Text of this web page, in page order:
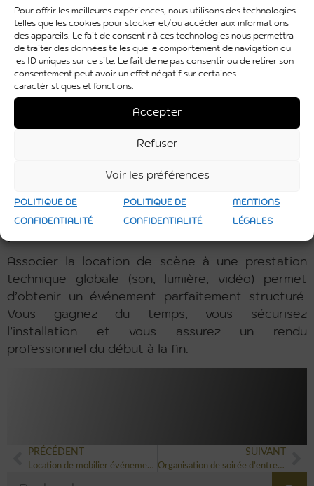
Pour offrir les meilleures expériences, nous utilisons des technologies
telles que les cookies pour stocker et/ou accéder aux informations
des appareils. Le fait de consentir à ces technologies nous permettra
de traiter des données telles que le comportement de navigation ou
les ID uniques sur ce site. Le fait de ne pas consentir ou de retirer son
consentement peut avoir un effet négatif sur certaines
caractéristiques et fonctions.
Accepter
Refuser
Voir les préférences
POLITIQUE DE
CONFIDENTIALITÉ
POLITIQUE DE
CONFIDENTIALITÉ
MENTIONS
LÉGALES
Le montage de scène événementielle doit être
réalisé par des professionnels. Stabilité, nivelage,
charge admissible, normes de sécurité… rien ne
doit être laissé au hasard. Une installation
correcte évite les risques pour les intervenants
comme pour le public.
Une prestation clé en main inclut généralement :
la livraison du matériel
la sécurisation de la structure
le démontage après l’événement
Une solution clé en main pour un rendu
Associer la location de scène à une prestation
technique globale (son, lumière, vidéo) permet
d’obtenir un événement parfaitement structuré.
Vous gagnez du temps, vous sécurisez
l’installation et vous assurez un rendu
professionnel du début à la fin.
PRÉCÉDENT
Location de mobilier événementiel : créez un espace élégant et confortable
SUIVANT
Organisation de soirée d’entreprise clé en main.